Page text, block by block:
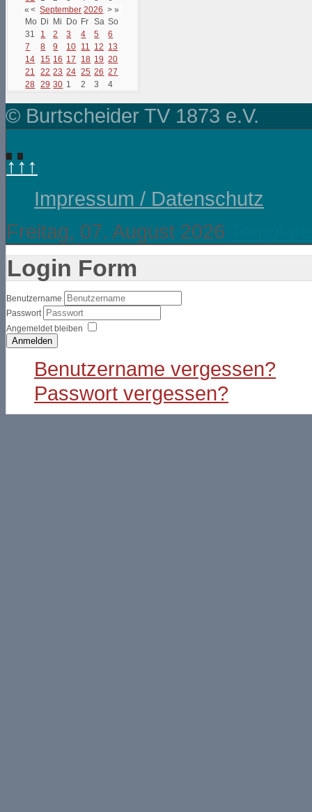
« < September 2026 > »
Mo Di Mi Do Fr Sa So
31
1 2 3 4 5
6
7
8 9 10 11 12 13
14
15 16 17 18 19 20
21
22 23 24 25 26 27
28 29 30 1 2 3 4
© Burtscheider TV 1873 e.V.
↑↑↑
Impressum / Datenschutz
Freitag, 07. August 2026
Login Form
Benutzername
Passwort
Angemeldet bleiben
Anmelden
Benutzername vergessen?
Passwort vergessen?